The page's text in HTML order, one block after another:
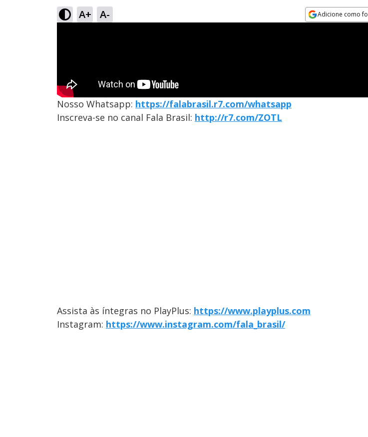
A+ A- Adicione como
Nosso Whatsapp: https://falabrasil.r7.com/whatsapp
Inscreva-se no canal Fala Brasil: http://r7.com/ZOTL
Assista às íntegras no PlayPlus: https://www.playplus.com
Instagram: https://www.instagram.com/fala_brasil/